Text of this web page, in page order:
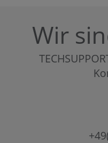
Wir